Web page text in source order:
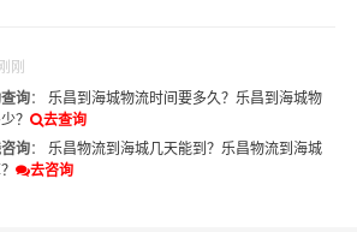
刚
询： 乐昌到海城物流时间要多久？ 乐昌到海城物
？
去查询
询： 乐昌物流到海城几天能到？ 乐昌物流到海城
去咨询